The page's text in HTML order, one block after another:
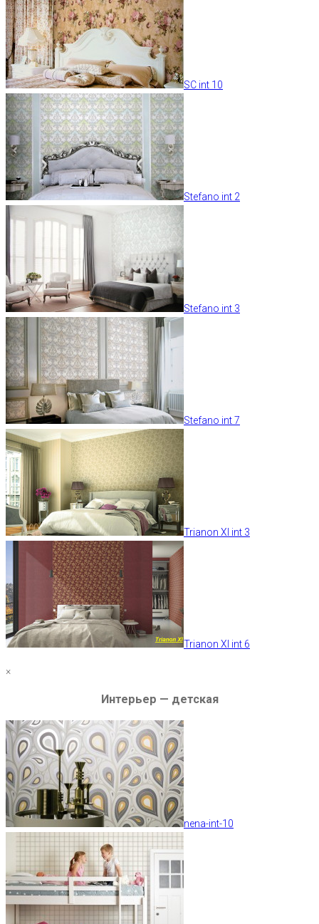
SC int 10
Stefano int 2
Stefano int 3
Stefano int 7
Trianon XI int 3
Trianon XI int 6
×
Интерьер — детская
nena-int-10